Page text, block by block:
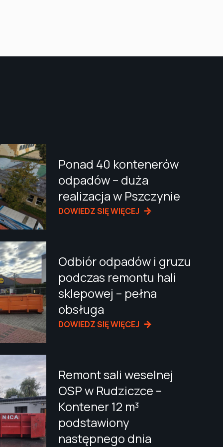
Ponad 40 kontenerów
odpadów – duża
realizacja w Pszczynie
DOWIEDZ SIĘ WIĘCEJ
Odbiór odpadów i gruzu
podczas remontu hali
sklepowej – pełna
obsługa
DOWIEDZ SIĘ WIĘCEJ
Remont sali weselnej
OSP w Rudziczce –
Kontener 12 m³
podstawiony
następnego dnia